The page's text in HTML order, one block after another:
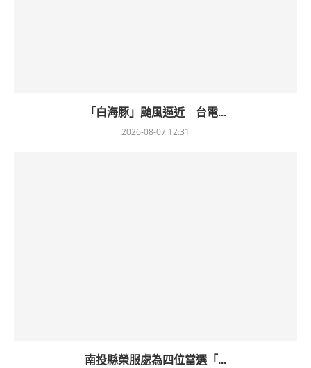
「白海豚」颱風逼近 台電...
2026-08-07 12:31
南投縣榮服處為四位當選「...